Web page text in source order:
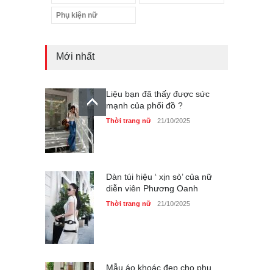
Phụ kiện nữ
Mới nhất
Liệu bạn đã thấy được sức
mạnh của phối đồ ?
Thời trang nữ 21/10/2025
Dàn túi hiệu ‘ xịn sò’ của nữ
diễn viên Phương Oanh
Thời trang nữ 21/10/2025
Mẫu áo khoác đẹp cho phụ